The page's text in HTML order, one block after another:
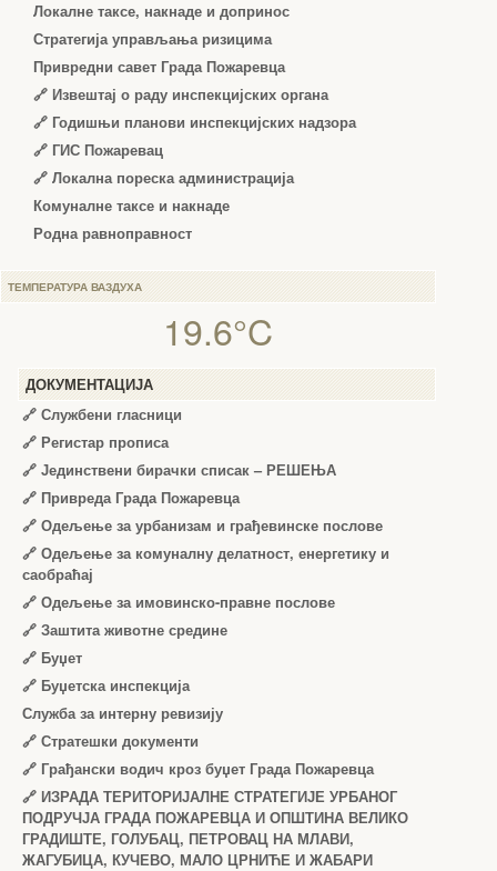
Локалне таксе, накнаде и допринос
Стратегија управљања ризицима
Привредни савет Града Пожаревца
🔗 Извештај о раду инспекцијских органа
🔗 Годишњи планови инспекцијских надзора
🔗 ГИС Пожаревац
🔗 Локална пореска администрација
Комуналне таксе и накнаде
Родна равноправност
ТЕМПЕРАТУРА ВАЗДУХА
19.6°C
ДОКУМЕНТАЦИЈА
🔗 Службени гласници
🔗 Регистар прописа
🔗 Јединствени бирачки списак – РЕШЕЊА
🔗 Привреда Града Пожаревца
🔗 Одељење за урбанизам и грађевинске послове
🔗 Одељење за комуналну делатност, енергетику и
саобраћај
🔗 Одељење за имовинско-правне послове
🔗 Заштита животне средине
🔗 Буџет
🔗 Буџетска инспекција
Служба за интерну ревизију
🔗 Стратешки документи
🔗 Грађански водич кроз буџет Града Пожаревца
🔗 ИЗРАДА ТЕРИТОРИЈАЛНЕ СТРАТЕГИЈЕ УРБАНОГ
ПОДРУЧЈА ГРАДА ПОЖАРЕВЦА И ОПШТИНА ВЕЛИКО
ГРАДИШТЕ, ГОЛУБАЦ, ПЕТРОВАЦ НА МЛАВИ,
ЖАГУБИЦА, КУЧЕВО, МАЛО ЦРНИЋЕ И ЖАБАРИ